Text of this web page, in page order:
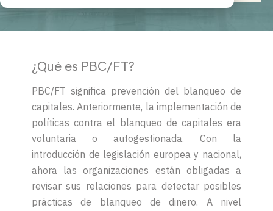
¿Qué es PBC/FT?
PBC/FT significa prevención del blanqueo de
capitales. Anteriormente, la implementación de
políticas contra el blanqueo de capitales era
voluntaria o autogestionada. Con la
introducción de legislación europea y nacional,
ahora las organizaciones están obligadas a
revisar sus relaciones para detectar posibles
prácticas de blanqueo de dinero.
A nivel